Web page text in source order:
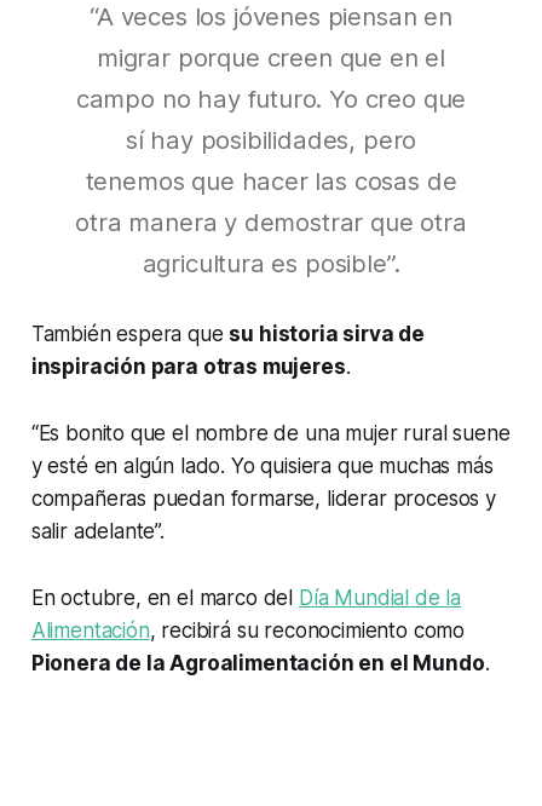
“A veces los jóvenes piensan en
migrar porque creen que en el
campo no hay futuro. Yo creo que
sí hay posibilidades, pero
tenemos que hacer las cosas de
otra manera y demostrar que otra
agricultura es posible”.
También espera que su historia sirva de
inspiración para otras mujeres.
“Es bonito que el nombre de una mujer rural suene
y esté en algún lado. Yo quisiera que muchas más
compañeras puedan formarse, liderar procesos y
salir adelante”.
En octubre, en el marco del
Día Mundial de la
Alimentación, recibirá su reconocimiento como
Pionera de la Agroalimentación en el Mundo.